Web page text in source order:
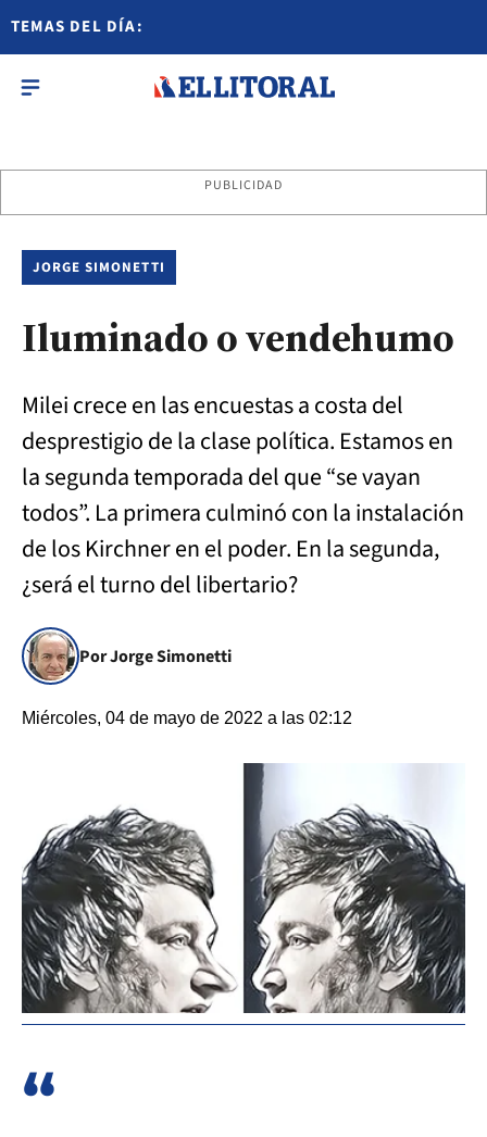
TEMAS DEL DÍA:
PUBLICIDAD
JORGE SIMONETTI
Iluminado o vendehumo
Milei crece en las encuestas a costa del
desprestigio de la clase política. Estamos en
la segunda temporada del que “se vayan
todos”. La primera culminó con la instalación
de los Kirchner en el poder. En la segunda,
¿será el turno del libertario?
Por Jorge Simonetti
Miércoles, 04 de mayo de 2022 a las 02:12